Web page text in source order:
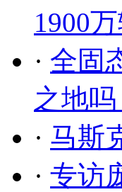
1900
· 全固
之地吗
· 马斯
· 专访